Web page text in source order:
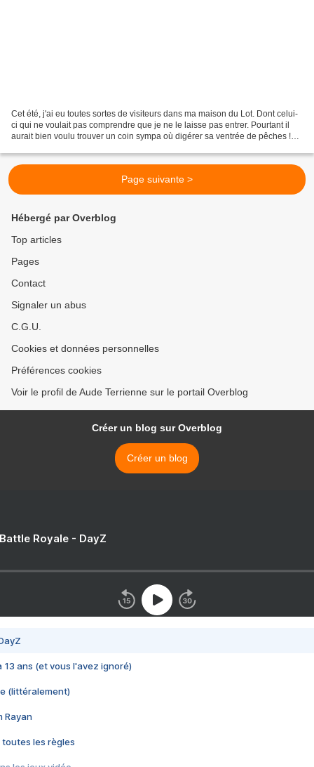
Cet été, j'ai eu toutes sortes de visiteurs dans ma maison du Lot. Dont celui-
ci qui ne voulait pas comprendre que je ne le laisse pas entrer. Pourtant il
aurait bien voulu trouver un coin sympa où digérer sa ventrée de pêches !
Page suivante >
Hébergé par Overblog
Top articles
Pages
Contact
Signaler un abus
C.G.U.
Cookies et données personnelles
Préférences cookies
Voir le profil de Aude Terrienne sur le portail Overblog
Créer un blog sur Overblog
Créer un blog
Royale - DayZ
13 ans (et vous l'avez ignoré)
(littéralement)
Rayan
toutes les règles